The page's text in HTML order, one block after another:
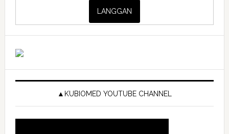
▲KUBIOMED YOUTUBE CHANNEL